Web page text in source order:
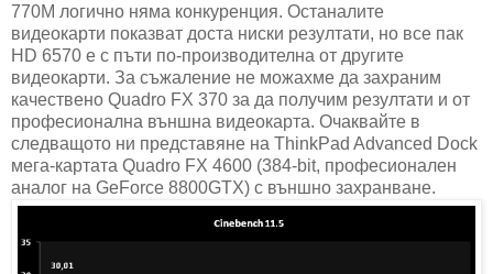
770M логично няма конкуренция. Останалите
видеокарти показват доста ниски резултати, но все пак
HD 6570 е с пъти по-производителна от другите
видеокарти. За съжаление не можахме да захраним
качествено Quadro FX 370 за да получим резултати и от
професионална външна видеокарта. Очаквайте в
следващото ни представяне на ThinkPad Advanced Dock
мега-картата Quadro FX 4600 (384-bit, професионален
аналог на GeForce 8800GTX) с външно захранване.